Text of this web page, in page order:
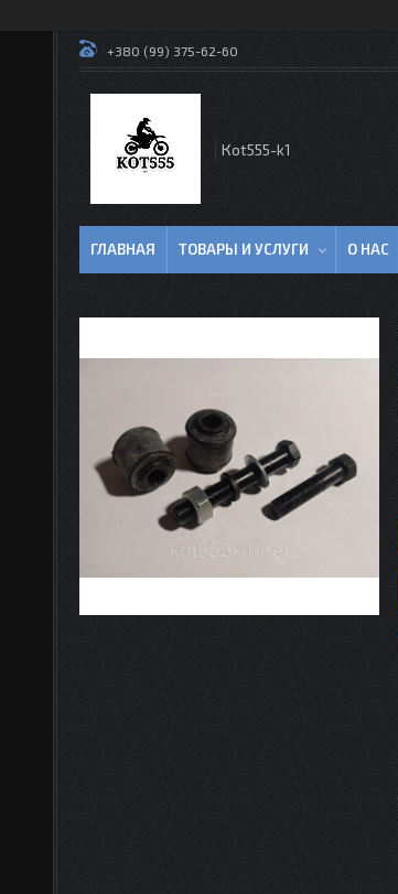
+380 (99) 375-62-60
Кot555-k1
ГЛАВНАЯ ТОВАРЫ И УСЛУГИ О НАС